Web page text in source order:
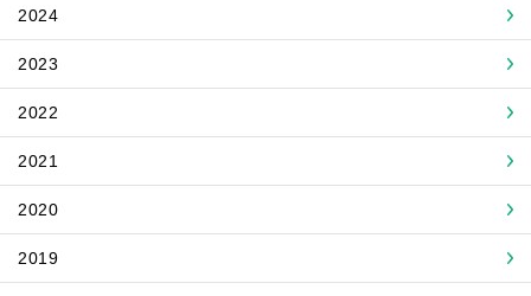
2024
2023
2022
2021
2020
2019